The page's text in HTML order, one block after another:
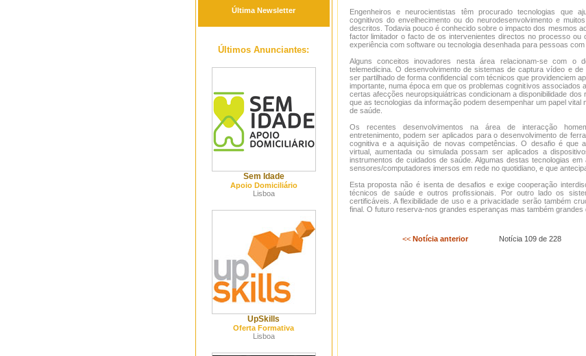
Última Newsletter
Últimos Anunciantes:
Sem Idade
Apoio Domiciliário
Lisboa
UpSkills
Oferta Formativa
Lisboa
Engenheiros e neurocientistas têm procurado tecnologias que
cognitivos do envelhecimento ou do neurodesenvolvimento e
descritos. Todavia pouco é conhecido sobre o impacto dos mesmos
factor limitador o facto de os intervenientes directos no processo ou
experiência com software ou tecnologia desenhada para pessoas com
Alguns conceitos inovadores nesta área relacionam-se com o
telemedicina. O desenvolvimento de sistemas de captura vídeo e
ser partilhado de forma confidencial com técnicos que providenciem
importante, numa época em que os problemas cognitivos associados
certas afecções neuropsiquiátricas condicionam a disponibilidade
que as tecnologias da informação podem desempenhar um papel vital
de saúde.
Os recentes desenvolvimentos na área de interacção
entretenimento, podem ser aplicados para o desenvolvimento de
cognitiva e a aquisição de novas competências. O desafio é que
virtual, aumentada ou simulada possam ser aplicados a
instrumentos de cuidados de saúde. Algumas destas tecnologias
sensores/computadores imersos em rede no quotidiano, e que
Esta proposta não é isenta de desafios e exige cooperação
técnicos de saúde e outros profissionais. Por outro lado os
certificáveis. A flexibilidade de uso e a privacidade serão também
final. O futuro reserva-nos grandes esperanças mas também grandes
<< Notícia anteriorNotícia 109 de 228